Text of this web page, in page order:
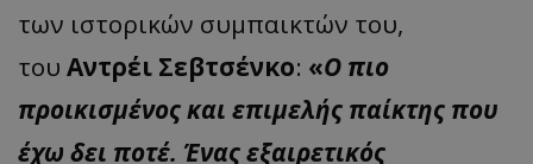
των ιστορικών συμπαικτών του,
του Αντρέι Σεβτσένκο: «Ο πιο
προικισμένος και επιμελής παίκτης που
έχω δει ποτέ. Ένας εξαιρετικός